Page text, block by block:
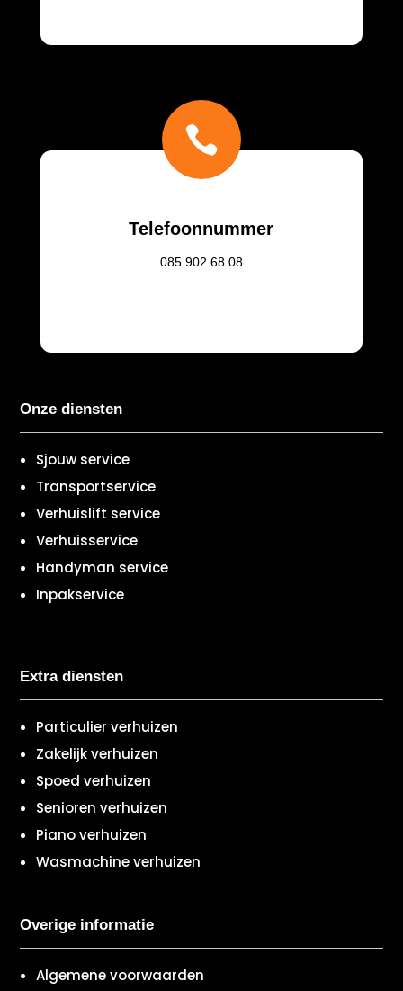

Telefoonnummer
085 902 68 08
Onze diensten
Sjouw service
Transportservice
Verhuislift service
Verhuisservice
Handyman service
Inpakservice
Extra diensten
Particulier verhuizen
Zakelijk verhuizen
Spoed verhuizen
Senioren verhuizen
Piano verhuizen
Wasmachine verhuizen
Overige informatie
Algemene voorwaarden